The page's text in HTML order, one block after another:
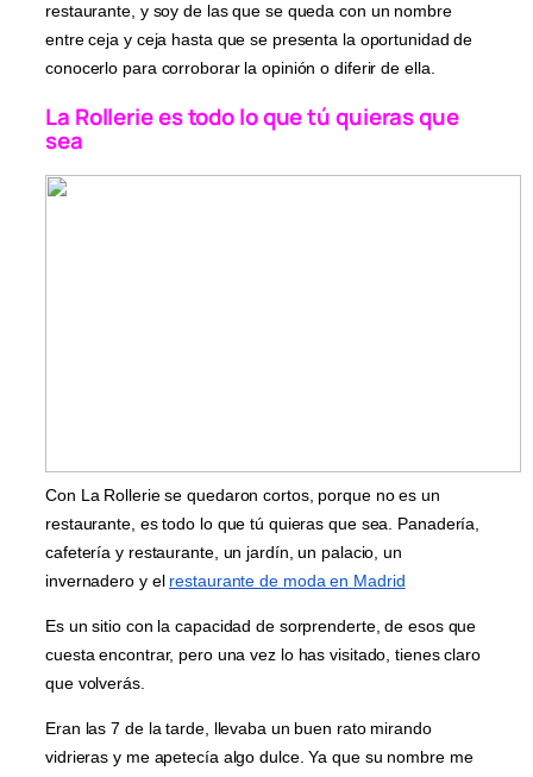
restaurante, y soy de las que se queda con un nombre
entre ceja y ceja hasta que se presenta la oportunidad de
conocerlo para corroborar la opinión o diferir de ella.
La Rollerie es todo lo que tú quieras que
sea
Con La Rollerie se quedaron cortos, porque no es un
restaurante, es todo lo que tú quieras que sea. Panadería,
cafetería y restaurante, un jardín, un palacio, un
invernadero y el restaurante de moda en Madrid
Es un sitio con la capacidad de sorprenderte, de esos que
cuesta encontrar, pero una vez lo has visitado, tienes claro
que volverás.
Eran las 7 de la tarde, llevaba un buen rato mirando
vidrieras y me apetecía algo dulce. Ya que su nombre me